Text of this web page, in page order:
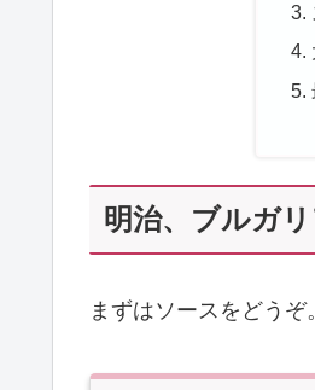
明治、ブルガ
まずはソースをどうぞ。